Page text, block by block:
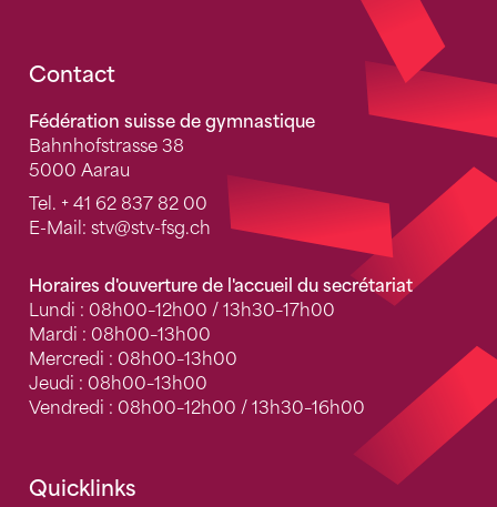
Fusszeile
Contact
Fédération suisse de gymnastique
Bahnhofstrasse 38
5000 Aarau
Tel. + 41 62 837 82 00
E-Mail: stv@stv-fsg.ch
Horaires d'ouverture de l'accueil du secrétariat
Lundi : 08h00–12h00 / 13h30–17h00
Mardi : 08h00–13h00
Mercredi : 08h00–13h00
Jeudi : 08h00–13h00
Vendredi : 08h00–12h00 / 13h30–16h00
Quicklinks